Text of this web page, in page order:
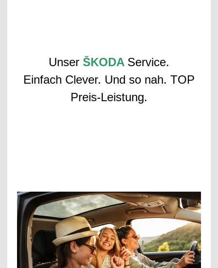
Unser ŠKODA Service.
Einfach Clever. Und so nah. TOP
Preis-Leistung.